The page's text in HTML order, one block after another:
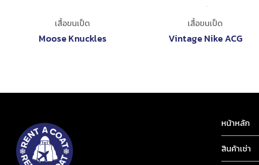
เสื้อขนเป็ด
Moose Knuckles
เสื้อขนเป็ด
Vintage Nike ACG
หน้าหลัก
สินค้าเช่า